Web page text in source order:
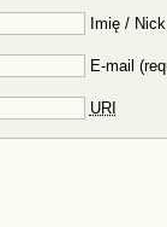
Imię /
E-mail
URI